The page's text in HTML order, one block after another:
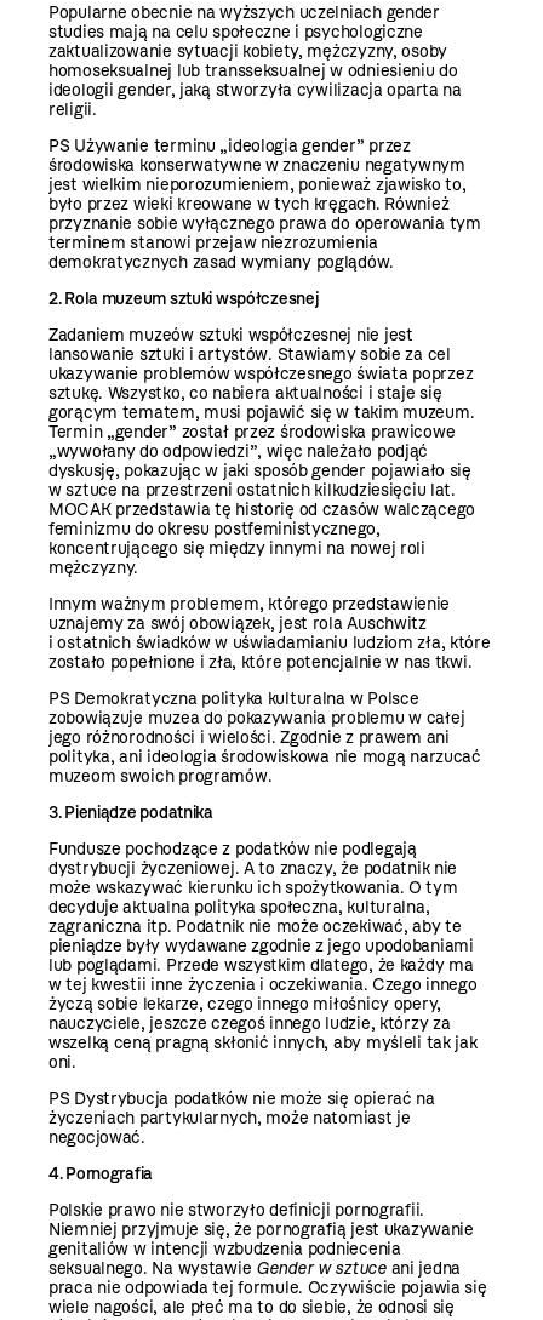
Popularne obecnie na wyższych uczelniach gender
studies mają na celu społeczne i psychologiczne
zaktualizowanie sytuacji kobiety, mężczyzny, osoby
homoseksualnej lub transseksualnej w odniesieniu do
ideologii gender, jaką stworzyła cywilizacja oparta na
religii.
PS Używanie terminu „ideologia gender” przez
środowiska konserwatywne w znaczeniu negatywnym
jest wielkim nieporozumieniem, ponieważ zjawisko to,
było przez wieki kreowane w tych kręgach. Również
przyznanie sobie wyłącznego prawa do operowania tym
terminem stanowi przejaw niezrozumienia
demokratycznych zasad wymiany poglądów.
2. Rola muzeum sztuki współczesnej
Zadaniem muzeów sztuki współczesnej nie jest
lansowanie sztuki i artystów. Stawiamy sobie za cel
ukazywanie problemów współczesnego świata poprzez
sztukę. Wszystko, co nabiera aktualności i staje się
gorącym tematem, musi pojawić się w takim muzeum.
Termin „gender” został przez środowiska prawicowe
„wywołany do odpowiedzi”, więc należało podjąć
dyskusję, pokazując w jaki sposób gender pojawiało się
w sztuce na przestrzeni ostatnich kilkudziesięciu lat.
MOCAK przedstawia tę historię od czasów walczącego
feminizmu do okresu postfeministycznego,
koncentrującego się między innymi na nowej roli
mężczyzny.
Innym ważnym problemem, którego przedstawienie
uznajemy za swój obowiązek, jest rola Auschwitz
i ostatnich świadków w uświadamianiu ludziom zła, które
zostało popełnione i zła, które potencjalnie w nas tkwi.
PS Demokratyczna polityka kulturalna w Polsce
zobowiązuje muzea do pokazywania problemu w całej
jego różnorodności i wielości. Zgodnie z prawem ani
polityka, ani ideologia środowiskowa nie mogą narzucać
muzeom swoich programów.
3. Pieniądze podatnika
Fundusze pochodzące z podatków nie podlegają
dystrybucji życzeniowej. A to znaczy, że podatnik nie
może wskazywać kierunku ich spożytkowania. O tym
decyduje aktualna polityka społeczna, kulturalna,
zagraniczna itp. Podatnik nie może oczekiwać, aby te
pieniądze były wydawane zgodnie z jego upodobaniami
lub poglądami. Przede wszystkim dlatego, że każdy ma
w tej kwestii inne życzenia i oczekiwania. Czego innego
życzą sobie lekarze, czego innego miłośnicy opery,
nauczyciele, jeszcze czegoś innego ludzie, którzy za
wszelką ceną pragną skłonić innych, aby myśleli tak jak
oni.
PS Dystrybucja podatków nie może się opierać na
życzeniach partykularnych, może natomiast je
negocjować.
4. Pornografia
Polskie prawo nie stworzyło definicji pornografii.
Niemniej przyjmuje się, że pornografią jest ukazywanie
genitaliów w intencji wzbudzenia podniecenia
seksualnego. Na wystawie Gender w sztuceani jedna
praca nie odpowiada tej formule. Oczywiście pojawia się
wiele nagości, ale płeć ma to do siebie, że odnosi się